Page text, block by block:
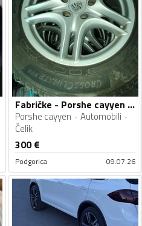
Fabričke - Porshe cayyen - Čelik felne
Porshe cayyen
Automobili
Čelik
300€
Podgorica 09.07.26